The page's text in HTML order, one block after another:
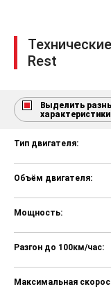
тормоза
шинах
Rest
Выделить
характеристики
Тип двигателя:
Объём двигателя:
Мощность:
Разгон до 100км/час:
Максимальная